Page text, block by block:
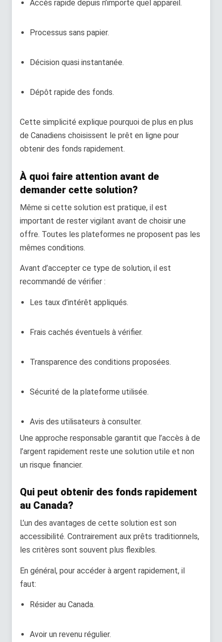
Accès rapide depuis n’importe quel appareil.
Processus sans papier.
Décision quasi instantanée.
Dépôt rapide des fonds.
Cette simplicité explique pourquoi de plus en plus
de Canadiens choisissent le prêt en ligne pour
obtenir des fonds rapidement.
À quoi faire attention avant de
demander cette solution?
Même si cette solution est pratique, il est
important de rester vigilant avant de choisir une
offre. Toutes les plateformes ne proposent pas les
mêmes conditions.
Avant d’accepter ce type de solution, il est
recommandé de vérifier :
Les taux d’intérêt appliqués.
Frais cachés éventuels à vérifier.
Transparence des conditions proposées.
Sécurité de la plateforme utilisée.
Avis des utilisateurs à consulter.
Une approche responsable garantit que l’accès à de
l’argent rapidement reste une solution utile et non
un risque financier.
Qui peut obtenir des fonds rapidement
au Canada?
L’un des avantages de cette solution est son
accessibilité. Contrairement aux prêts traditionnels,
les critères sont souvent plus flexibles.
En général, pour accéder à argent rapidement, il
faut:
Résider au Canada.
Avoir un revenu régulier.